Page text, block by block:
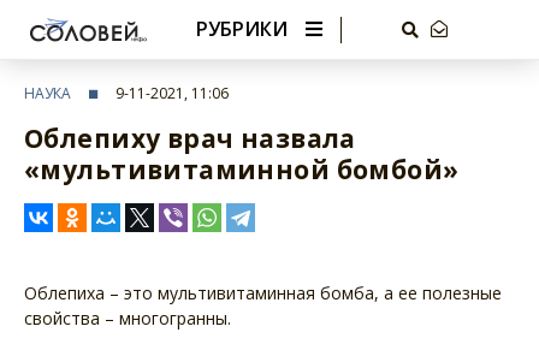
РУБРИКИ
НАУКА 9-11-2021, 11:06
Облепиху врач назвала
«мультивитаминной бомбой»
Облепиха – это мультивитаминная бомба, а ее полезные
свойства – многогранны.